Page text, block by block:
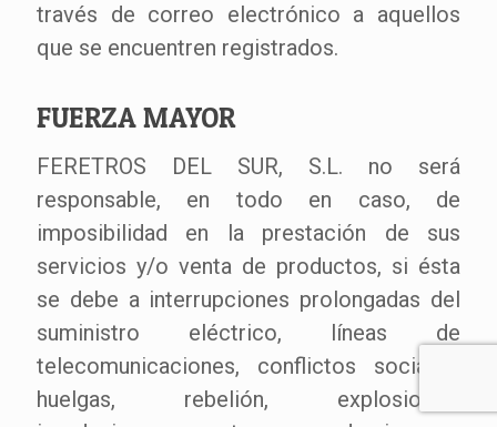
través de correo electrónico a aquellos
que se encuentren registrados.
FUERZA MAYOR
FERETROS DEL SUR, S.L. no será
responsable, en todo en caso, de
imposibilidad en la prestación de sus
servicios y/o venta de productos, si ésta
se debe a interrupciones prolongadas del
suministro eléctrico, líneas de
telecomunicaciones, conflictos sociales,
huelgas, rebelión, explosiones,